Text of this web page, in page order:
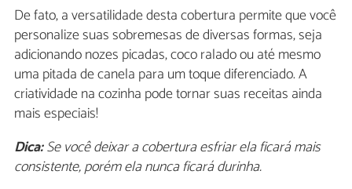
De fato, a versatilidade desta cobertura permite que você
personalize suas sobremesas de diversas formas, seja
adicionando nozes picadas, coco ralado ou até mesmo
uma pitada de canela para um toque diferenciado. A
criatividade na cozinha pode tornar suas receitas ainda
mais especiais!
Dica:Se você deixar a cobertura esfriar ela ficará mais
consistente, porém ela nunca ficará durinha.